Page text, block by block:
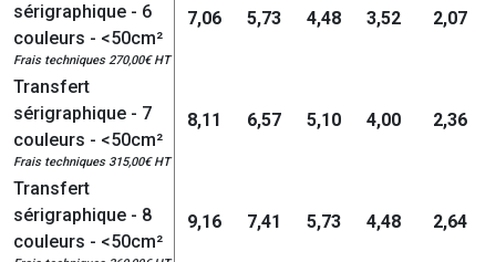
sérigraphique - 6
couleurs - <50cm²
Frais techniques 270,00€ HT
7,06 5,73 4,48 3,52 2,07
Transfert
sérigraphique - 7
couleurs - <50cm²
Frais techniques 315,00€ HT
8,11 6,57 5,10 4,00 2,36
Transfert
sérigraphique - 8
couleurs - <50cm²
9,16 7,41 5,73 4,48 2,64